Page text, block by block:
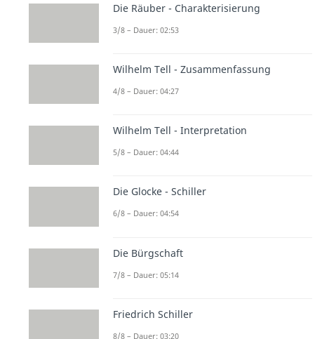
Die Räuber - Charakterisierung
3/8 – Dauer: 02:53
Wilhelm Tell - Zusammenfassung
4/8 – Dauer: 04:27
Wilhelm Tell - Interpretation
5/8 – Dauer: 04:44
Die Glocke - Schiller
6/8 – Dauer: 04:54
Die Bürgschaft
7/8 – Dauer: 05:14
Friedrich Schiller
8/8 – Dauer: 03:20